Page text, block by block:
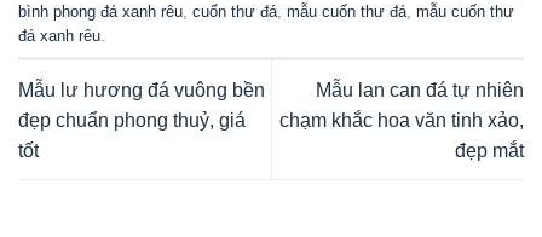
bình phong đá xanh rêu cuốn thư đá mẫu cuốn thư đá mẫu cuốn thư
đá xanh rêu
Mẫu lư hương đá vuông bền
đẹp chuẩn phong thuỷ, giá
tốt
Mẫu lan can đá tự nhiên
chạm khắc hoa văn tinh xảo,
đẹp mắt